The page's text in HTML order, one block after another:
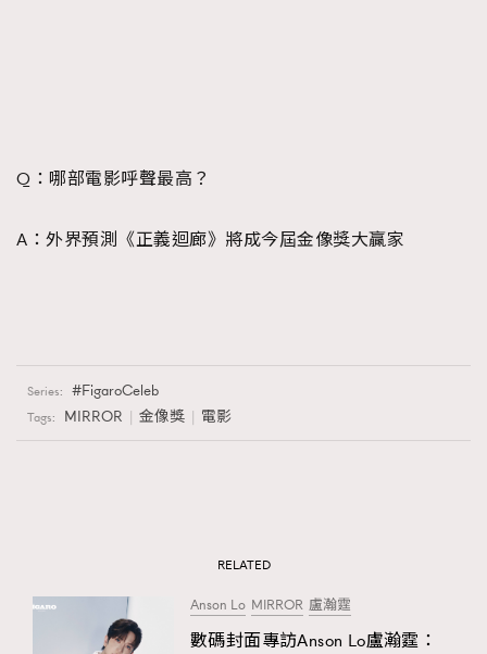
Q：哪部電影呼聲最高？
A：外界預測《正義迴廊》將成今屆金像獎大贏家
Series: FigaroCeleb
Tags: MIRROR 金像獎 電影
RELATED
Anson Lo MIRROR 盧瀚霆
數碼封面專訪Anson Lo盧瀚霆：